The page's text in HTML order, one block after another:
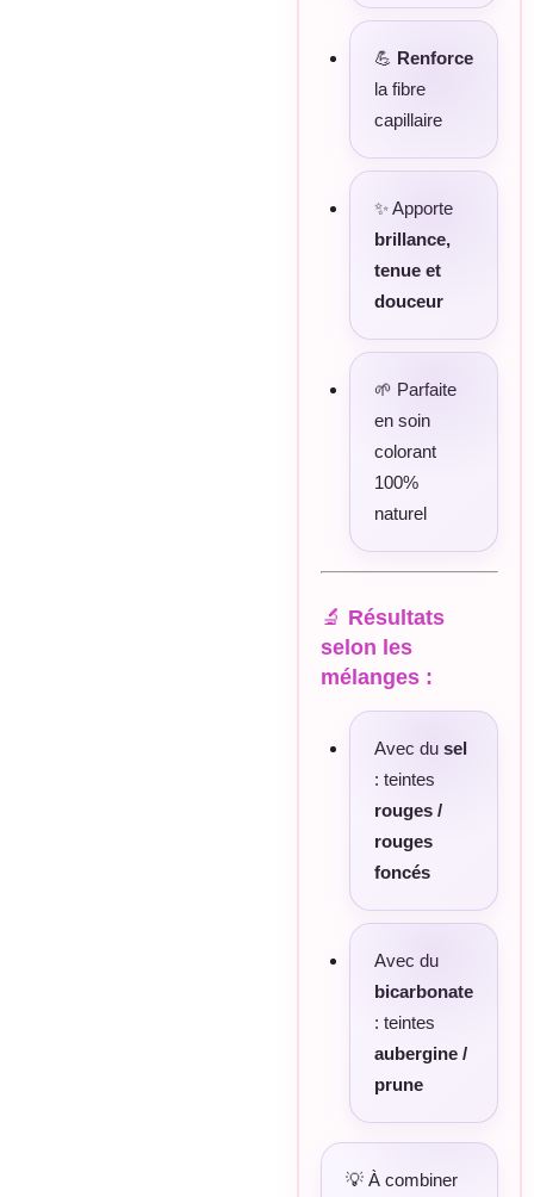
💪 Renforce
la fibre
capillaire
✨ Apporte
brillance,
tenue et
douceur
🌱 Parfaite
en soin
colorant
100%
naturel
🔬 Résultats
selon les
mélanges :
Avec du sel
: teintes
rouges /
rouges
foncés
Avec du
bicarbonate
: teintes
aubergine /
prune
💡 À combiner